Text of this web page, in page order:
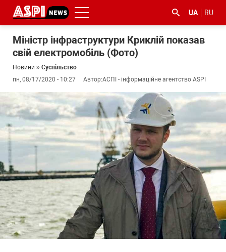
UA RU
Міністр інфраструктури Криклій показав
свій електромобіль (Фото)
Новини » Суспільство
пн, 08/17/2020 - 10:27
Автор:АСПІ - інформаційне агентство ASPI
#ООС
#боротьба
з
корупцією
#ДФС #Київ #коронавірус